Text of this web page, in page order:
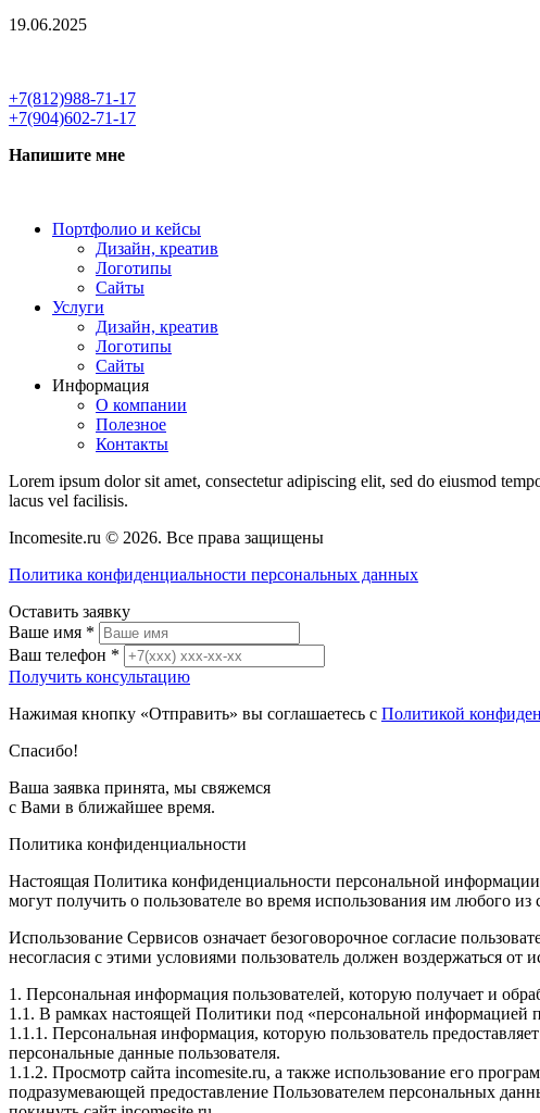
19.06.2025
+7(812)988-71-17
+7(904)602-71-17
Напишите мне
Портфолио и кейсы
Дизайн, креатив
Логотипы
Сайты
Услуги
Дизайн, креатив
Логотипы
Сайты
Информация
О компании
Полезное
Контакты
Lorem ipsum dolor sit amet, consectetur adipiscing elit, sed do eiusmod
lacus vel facilisis.
Incomesite.ru © 2026. Все права защищены
Политика конфиденциальности персональных данных
Оставить заявку
Ваше имя *
Ваш телефон *
Получить консультацию
Нажимая кнопку «Отправить» вы соглашаетесь с Политикой
Спасибо!
Ваша заявка принята, мы свяжемся
с Вами в ближайшее время.
Политика конфиденциальности
Настоящая Политика конфиденциальности персональной
могут получить о пользователе во время использования им любого
Использование Сервисов означает безоговорочное согласие
несогласия с этими условиями пользователь должен воздержаться от
1. Персональная информация пользователей, которую получает и
1.1. В рамках настоящей Политики под «персональной информацией
1.1.1. Персональная информация, которую пользователь
персональные данные пользователя.
1.1.2. Просмотр сайта incomesite.ru, а также использование его
подразумевающей предоставление Пользователем персональных